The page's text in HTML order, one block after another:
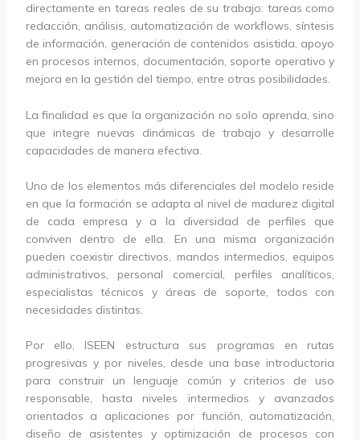
directamente en tareas reales de su trabajo: tareas como
redacción, análisis, automatización de workflows, síntesis
de información, generación de contenidos asistida, apoyo
en procesos internos, documentación, soporte operativo y
mejora en la gestión del tiempo, entre otras posibilidades.
La finalidad es que la organización no solo aprenda, sino
que integre nuevas dinámicas de trabajo y desarrolle
capacidades de manera efectiva.
Uno de los elementos más diferenciales del modelo reside
en que la formación se adapta al nivel de madurez digital
de cada empresa y a la diversidad de perfiles que
conviven dentro de ella. En una misma organización
pueden coexistir directivos, mandos intermedios, equipos
administrativos, personal comercial, perfiles analíticos,
especialistas técnicos y áreas de soporte, todos con
necesidades distintas.
Por ello, ISEEN estructura sus programas en rutas
progresivas y por niveles, desde una base introductoria
para construir un lenguaje común y criterios de uso
responsable, hasta niveles intermedios y avanzados
orientados a aplicaciones por función, automatización,
diseño de asistentes y optimización de procesos con